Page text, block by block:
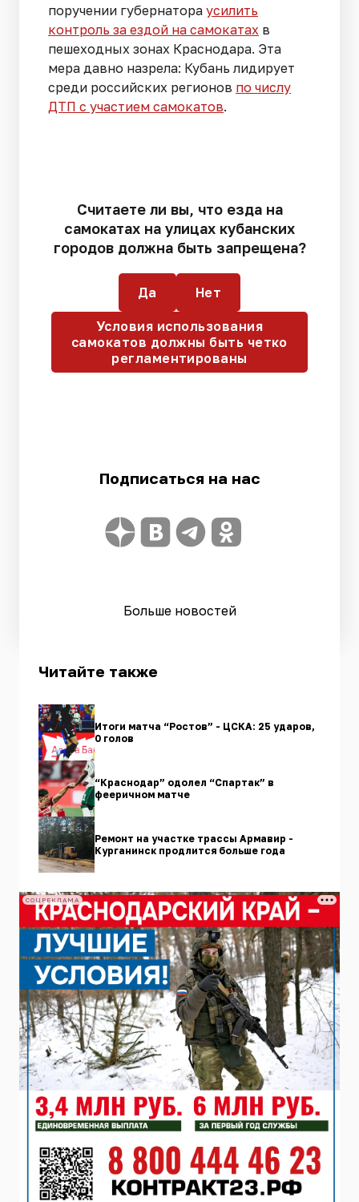
поручении губернатора усилить
контроль за ездой на самокатах в
пешеходных зонах Краснодара. Эта
мера давно назрела: Кубань лидирует
среди российских регионов по числу
ДТП с участием самокатов.
Считаете ли вы, что езда на
самокатах на улицах кубанских
городов должна быть запрещена?
Да Нет
Условия использования
самокатов должны быть четко
регламентированы
Подписаться на нас
Больше новостей
Читайте также
Итоги матча “Ростов” - ЦСКА: 25 ударов,
0 голов
“Краснодар” одолел “Спартак” в
фееричном матче
Ремонт на участке трассы Армавир -
Курганинск продлится больше года
СОЦРЕКЛАМА